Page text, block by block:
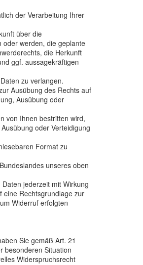
der Verarbeitung Ihrer
über die
oder werden, die geplante
die Herkunft
ggf. aussagekräftigen
zu verlangen.
Ausübung des Rechts auf
Ausübung oder
von Ihnen bestritten wird,
oder Verteidigung
Format zu
unseres oben
jederzeit mit Wirkung
eine Rechtsgrundlage zur
Widerruf erfolgten
Sie gemäß Art. 21
besonderen Situation
Widerspruchsrecht